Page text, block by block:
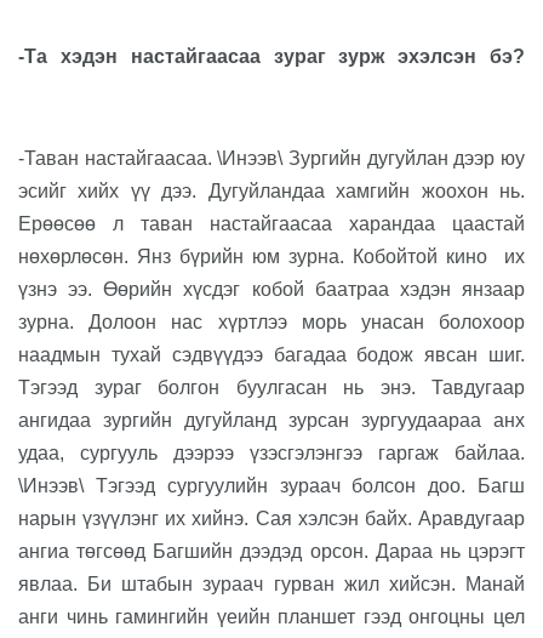
-Та хэдэн настайгаасаа зураг зурж эхэлсэн бэ?
-Таван настайгаасаа. \Инээв\ Зургийн дугуйлан дээр юу
эсийг хийх үү дээ. Дугуйландаа хамгийн жоохон нь.
Ерөөсөө л таван настайгаасаа харандаа цаастай
нөхөрлөсөн. Янз бүрийн юм зурна. Кобойтой кино
их
үзнэ ээ. Өөрийн хүсдэг кобой баатраа хэдэн янзаар
зурна. Долоон нас хүртлээ морь унасан болохоор
наадмын тухай сэдвүүдээ багадаа бодож явсан шиг.
Тэгээд зураг болгон буулгасан нь энэ. Тавдугаар
ангидаа зургийн дугуйланд зурсан зургуудаараа анх
удаа, сургууль дээрээ үзэсгэлэнгээ гаргаж байлаа.
\Инээв\ Тэгээд сургуулийн зураач болсон доо. Багш
нарын үзүүлэнг их хийнэ. Сая хэлсэн байх. Аравдугаар
ангиа төгсөөд Багшийн дээдэд орсон. Дараа нь цэрэгт
явлаа. Би штабын зураач гурван жил хийсэн. Манай
анги чинь гамингийн үеийн планшет гээд онгоцны цел